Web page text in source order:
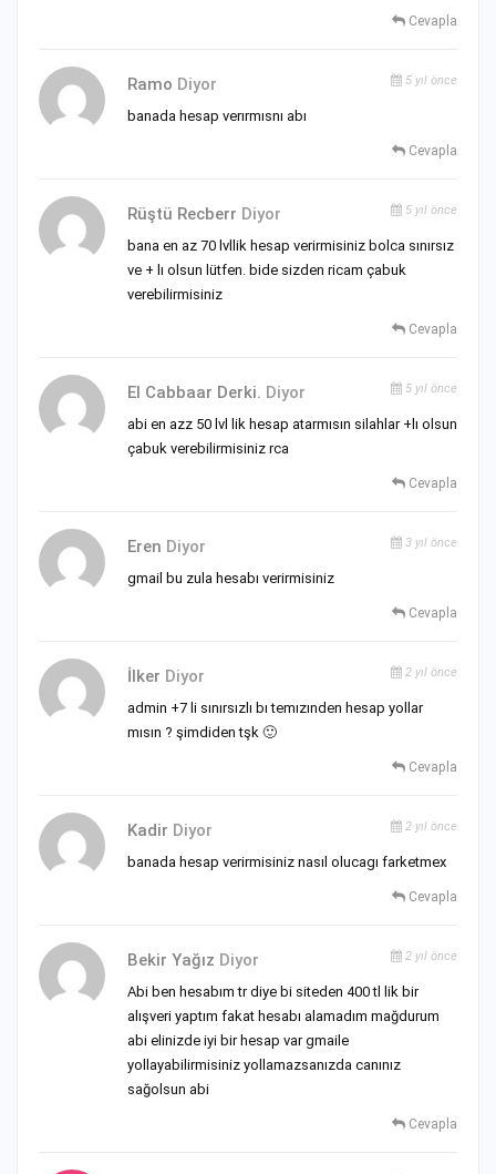
Cevapla
Ramo Diyor 5 yıl önce
banada hesap verırmısnı abı
Cevapla
Rüştü Recberr Diyor 5 yıl önce
bana en az 70 lvllik hesap verirmisiniz bolca sınırsız
ve + lı olsun lütfen. bide sizden ricam çabuk
verebilirmisiniz
Cevapla
El Cabbaar Derki. Diyor 5 yıl önce
abi en azz 50 lvl lik hesap atarmısın silahlar +lı olsun
çabuk verebilirmisiniz rca
Cevapla
Eren Diyor 3 yıl önce
gmail bu zula hesabı verirmisiniz
Cevapla
İlker Diyor 2 yıl önce
admin +7 li sınırsızlı bı temızınden hesap yollar
mısın ? şimdiden tşk 🙂
Cevapla
Kadir Diyor 2 yıl önce
banada hesap verirmisiniz nasıl olucagı farketmex
Cevapla
Bekir Yağız Diyor 2 yıl önce
Abi ben hesabım tr diye bi siteden 400 tl lik bir
alışveri yaptım fakat hesabı alamadım mağdurum
abi elinizde iyi bir hesap var gmaile
yollayabilirmisiniz yollamazsanızda canınız
sağolsun abi
Cevapla